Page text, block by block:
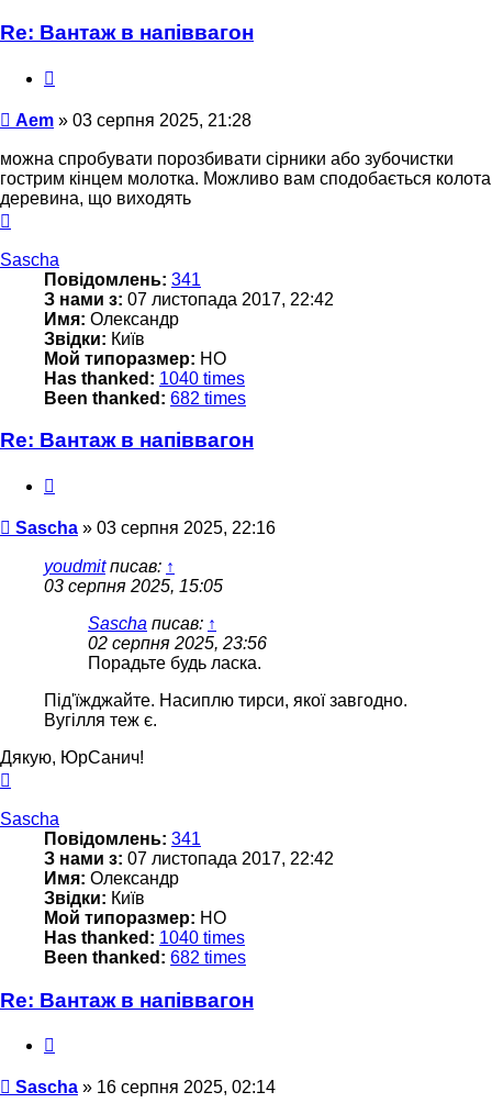
Re: Вантаж в напіввагон
Повідомлення
Aem » 03 серпня 2025, 21:28
можна спробувати порозбивати сірники або зубочистки
гострим кінцем молотка. Можливо вам сподобається колота
деревина, що виходять
Sascha
Повідомлень: 341
З нами з: 07 листопада 2017, 22:42
Имя: Олександр
Звідки: Київ
Мой типоразмер: НО
Has thanked: 1040 times
Been thanked: 682 times
Re: Вантаж в напіввагон
Повідомлення
Sascha » 03 серпня 2025, 22:16
youdmitписав: ↑
03 серпня 2025, 15:05
Sascha писав: ↑
02 серпня 2025, 23:56
Порадьте будь ласка.
Під'їжджайте. Насиплю тирси, якої завгодно.
Вугілля теж є.
Дякую, ЮрСанич!
Sascha
Повідомлень: 341
З нами з: 07 листопада 2017, 22:42
Имя: Олександр
Звідки: Київ
Мой типоразмер: НО
Has thanked: 1040 times
Been thanked: 682 times
Re: Вантаж в напіввагон
Повідомлення
Sascha » 16 серпня 2025, 02:14